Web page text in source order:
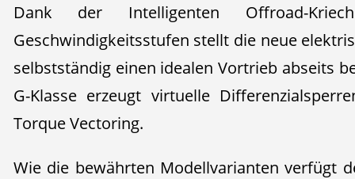
Dank der Intelligenten Offroad-
Geschwindigkeitsstufen stellt die neue
selbstständig einen idealen Vortrieb abseits
G-Klasse erzeugt virtuelle
Torque Vectoring.
Wie die bewährten Modellvarianten verfügt